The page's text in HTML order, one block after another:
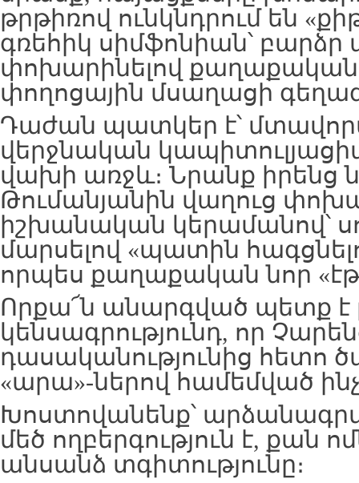
թրթիռով ունկնդրում են
գռեհիկ սիմֆոնիան՝
փոխարինելով քաղաքական
փողոցային մսաղացի
Դաժան պատկեր է՝
վերջնական
վախի առջև։ Նրանք իրենց
Թումանյանին վաղուց
իշխանական կերամանով՝
մարսելով «պատին
որպես քաղաքական նոր
Որքա՜ն անարգված պետք է
կենսագրությունդ, որ
դասականությունից հետո
«արա»-ներով համեմված
Խոստովանենք՝
մեծ ողբերգություն է, քան
անսանձ տգիտությունը։